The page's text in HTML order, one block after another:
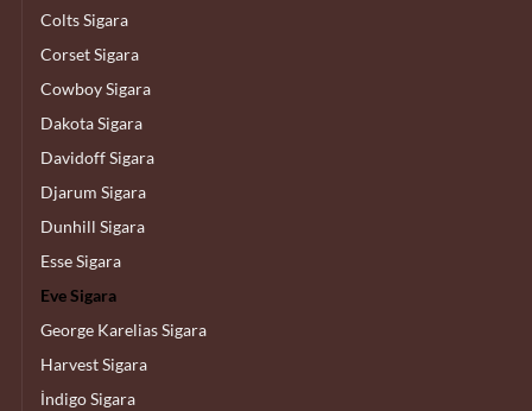
Colts Sigara
Corset Sigara
Cowboy Sigara
Dakota Sigara
Davidoff Sigara
Djarum Sigara
Dunhill Sigara
Esse Sigara
Eve Sigara
George Karelias Sigara
Harvest Sigara
İndigo Sigara